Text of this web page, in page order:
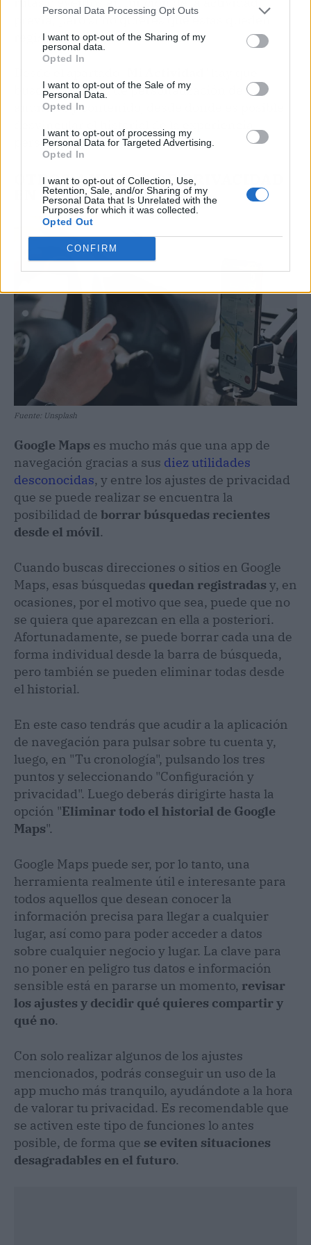
Personal Data Processing Opt Outs
I want to opt-out of the Sharing of my
personal data.
Opted In
I want to opt-out of the Sale of my
Personal Data.
Opted In
I want to opt-out of processing my
Personal Data for Targeted Advertising.
Opted In
I want to opt-out of Collection, Use,
Retention, Sale, and/or Sharing of my
Personal Data that Is Unrelated with the
Purposes for which it was collected.
Opted Out
CONFIRM
previa, pero si no quieres que estas queden
registradas, se puede desactivar.
buscar la opción de personalización de
anuncios y contenido, desde donde es posible
personalizada.
OTROS AJUSTES DE PRIVACIDAD
EN GOOGLE MAPS
Fuente: Unsplash
Google Maps es mucho más que una app de
navegación gracias a sus diez utilidades
desconocidas, y entre los ajustes de privacidad
que se puede realizar se encuentra la
posibilidad de borrar búsquedas recientes
desde el móvil.
Cuando buscas direcciones o sitios en Google
Maps, esas búsquedas quedan registradas y, en
ocasiones, por el motivo que sea, puede que no
se quiera que aparezcan en ella a posteriori.
Afortunadamente, se puede borrar cada una de
forma individual desde la barra de búsqueda,
pero también se pueden eliminar todas desde
el historial.
En este caso tendrás que acudir a la aplicación
de navegación para pulsar sobre tu cuenta y,
luego, en "Tu cronología", pulsando los tres
puntos y seleccionando "Configuración y
privacidad". Luego deberás dirigirte hasta la
opción "Eliminar todo el historial de Google
Maps".
Google Maps puede ser, por lo tanto, una
herramienta realmente útil e interesante para
todos aquellos que desean conocer la
información precisa para llegar a cualquier
lugar, así como para poder acceder a datos
sobre cualquier negocio y lugar. La clave para
no poner en peligro tus datos e información
sensible está en pararse un momento, revisar
los ajustes y decidir qué quieres compartir y
qué no.
Con solo realizar algunos de los ajustes
mencionados, podrás conseguir un uso de la
app mucho más tranquilo, ayudándote a la hora
de valorar tu privacidad. Es recomendable que
se activen este tipo de funciones lo antes
posible, de forma que se eviten situaciones
desagradables en el futuro.